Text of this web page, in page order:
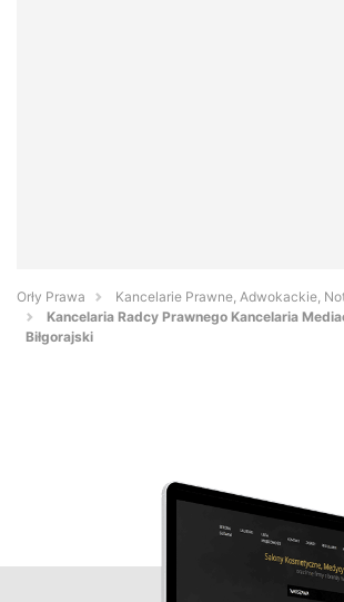
Orły Prawa
Kancelarie Prawne, Adwokackie,
Kancelaria Radcy Prawnego Kancelaria
Biłgorajski